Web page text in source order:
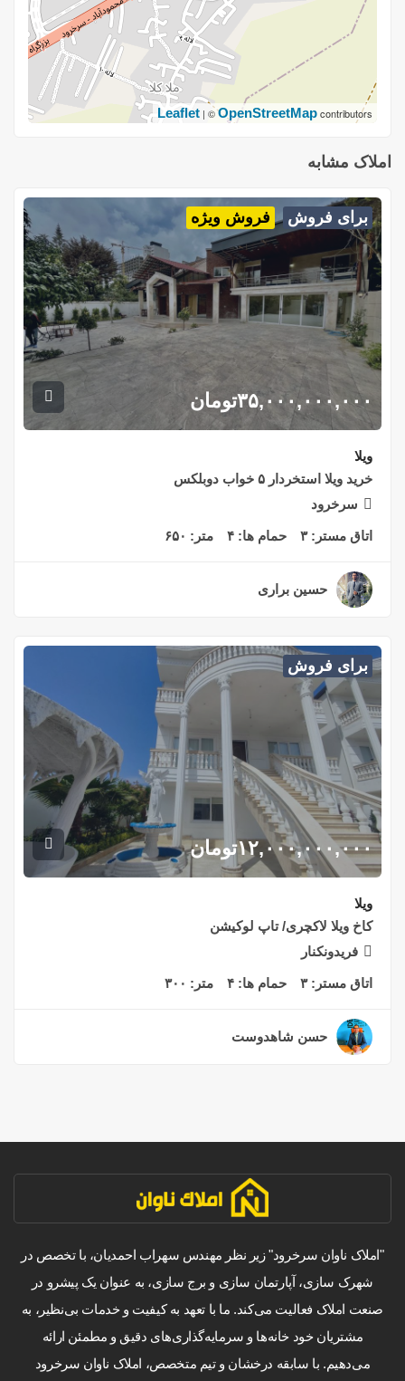
Leaflet | ©OpenStreetMapcontributors
املاک مشابه
برای فروش فروش ویژه
۳۵,۰۰۰,۰۰۰,۰۰۰تومان
ویلا
خرید ویلا استخردار ۵ خواب دوبلکس
سرخرود
اتاق مستر:۳ حمام ها: ۴ متر: ۶۵۰
حسین براری
برای فروش
۱۲,۰۰۰,۰۰۰,۰۰۰تومان
ویلا
کاخ ویلا لاکچری/ تاپ لوکیشن
فریدونکنار
اتاق مستر:۳ حمام ها: ۴ متر: ۳۰۰
حسن شاهدوست
"املاک ناوان سرخرود" زیر نظر مهندس سهراب احمدیان، با تخصص در
شهرک سازی، آپارتمان سازی و برج سازی، به عنوان یک پیشرو در
صنعت املاک فعالیت می‌کند. ما با تعهد به کیفیت و خدمات بی‌نظیر، به
مشتریان خود خانه‌ها و سرمایه‌گذاری‌های دقیق و مطمئن ارائه
می‌دهیم. با سابقه درخشان و تیم متخصص، املاک ناوان سرخرود